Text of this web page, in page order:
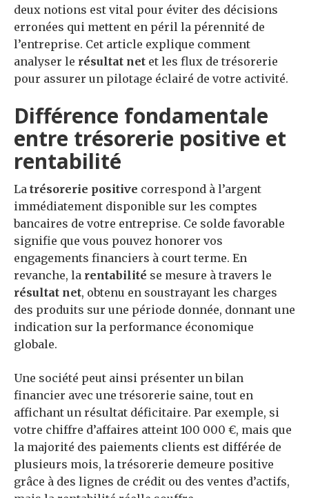
deux notions est vital pour éviter des décisions
erronées qui mettent en péril la pérennité de
l’entreprise. Cet article explique comment
analyser le résultat net et les flux de trésorerie
pour assurer un pilotage éclairé de votre activité.
Différence fondamentale
entre trésorerie positive et
rentabilité
La trésorerie positive correspond à l’argent
immédiatement disponible sur les comptes
bancaires de votre entreprise. Ce solde favorable
signifie que vous pouvez honorer vos
engagements financiers à court terme. En
revanche, la rentabilité se mesure à travers le
résultat net, obtenu en soustrayant les charges
des produits sur une période donnée, donnant une
indication sur la performance économique
globale.
Une société peut ainsi présenter un bilan
financier avec une trésorerie saine, tout en
affichant un résultat déficitaire. Par exemple, si
votre chiffre d’affaires atteint 100 000 €, mais que
la majorité des paiements clients est différée de
plusieurs mois, la trésorerie demeure positive
grâce à des lignes de crédit ou des ventes d’actifs,